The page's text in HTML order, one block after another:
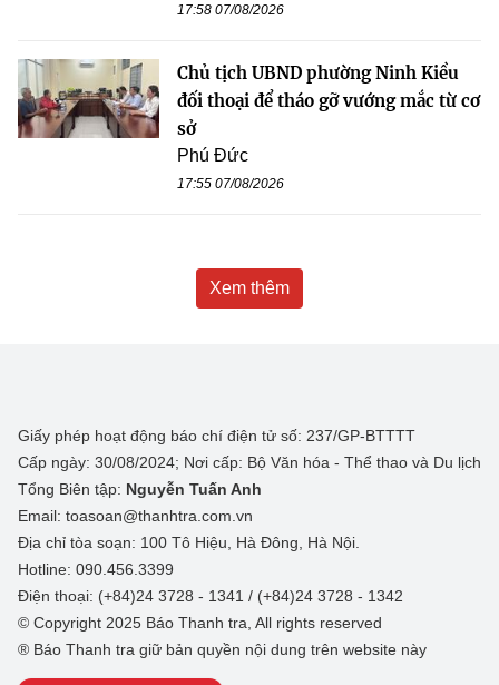
17:58 07/08/2026
Chủ tịch UBND phường Ninh Kiều
đối thoại để tháo gỡ vướng mắc từ cơ
sở
Phú Đức
17:55 07/08/2026
Xem thêm
Giấy phép hoạt động báo chí điện tử số: 237/GP-BTTTT
Cấp ngày: 30/08/2024; Nơi cấp: Bộ Văn hóa - Thể thao và Du lịch
Tổng Biên tập: Nguyễn Tuấn Anh
Email: toasoan@thanhtra.com.vn
Địa chỉ tòa soạn: 100 Tô Hiệu, Hà Đông, Hà Nội.
Hotline: 090.456.3399
Điện thoại: (+84)24 3728 - 1341 / (+84)24 3728 - 1342
© Copyright 2025 Báo Thanh tra, All rights reserved
® Báo Thanh tra giữ bản quyền nội dung trên website này